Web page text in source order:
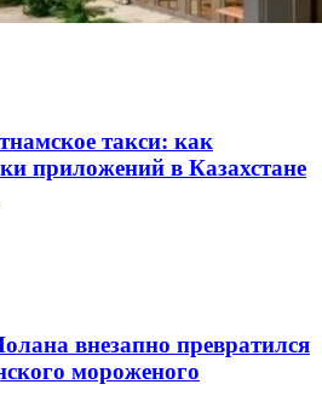
такси: как
приложений в Казахстане
внезапно превратился
мороженого